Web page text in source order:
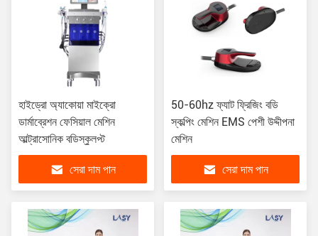
হাইড্রো অ্যাকোয়া মাইক্রো
ডার্মাব্রেশন ফেসিয়াল মেশিন
আল্ট্রাসোনিক বডিস্কুলপ্ট
সেরা দাম পান
50-60hz ফ্যাট ফ্রিজিং বডি
স্কল্পিং মেশিন EMS পেশী উদ্দীপনা
মেশিন
সেরা দাম পান